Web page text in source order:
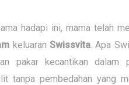
hadapi ini, mama telah
keluaranSwissvita. Apa
pakar kecantikan dalam
tanpa pembedahan yang